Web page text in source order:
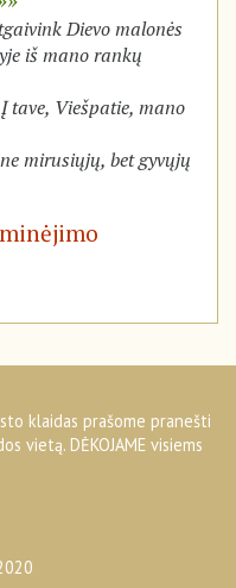
Dievo malonės
iš mano rankų
Į tave, Viešpatie, mano
mirusiųjų, bet gyvųjų
klaidas prašome pranešti
vietą. DĖKOJAME visiems